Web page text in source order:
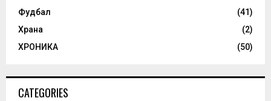
Фудбал
(41)
Храна
(2)
ХРОНИКА
(50)
CATEGORIES